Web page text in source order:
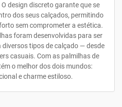
design discreto garante que se
dos seus calçados, permitindo
sem comprometer a estética.
foram desenvolvidas para ser
diversos tipos de calçado — desde
casuais. Com as palmilhas de
o melhor dos dois mundos:
e charme estiloso.